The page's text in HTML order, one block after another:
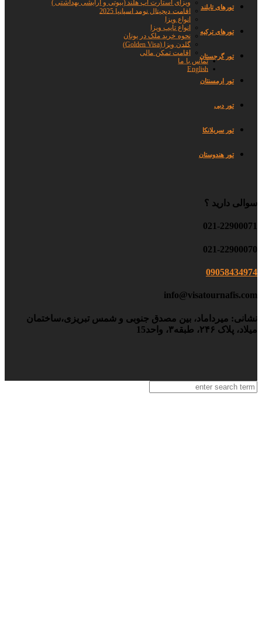
تورهای تایلند
تورهای ترکیه
تور گرجستان
تور ارمسنتان
تور دبی
تور سریلانکا
تور هندوستان
سوالی دارید ؟
021-22900071
021-22900070
09058434974
info@visatournafis.com
نشانی: میرداماد، بین مصدق جنوبی و شمس تبریزی،ساختمان
میلاد، پلاک ۲۴۶، طبقه۳، واحد15
ویزای استارت اپ هلند (بیوتی و ارایشی بهداشتی )
اقامت دیجیتال نومد اسپانیا 2025
انواع ویزا
انواع تایپ ویزا
نحوه خرید ملک در یونان
گلدن ویزا (Golden Visa)
اقامت تمکن مالی
تماس با ما
English